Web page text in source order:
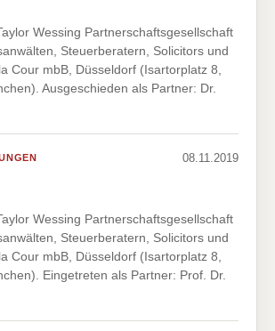
Wessing Partnerschaftsgesellschaft
Steuerberatern, Solicitors und
Cour mbB, Düsseldorf (Isartorplatz 8,
Ausgeschieden als Partner: Dr.
08.11.2019
Wessing Partnerschaftsgesellschaft
Steuerberatern, Solicitors und
Cour mbB, Düsseldorf (Isartorplatz 8,
Eingetreten als Partner: Prof. Dr.